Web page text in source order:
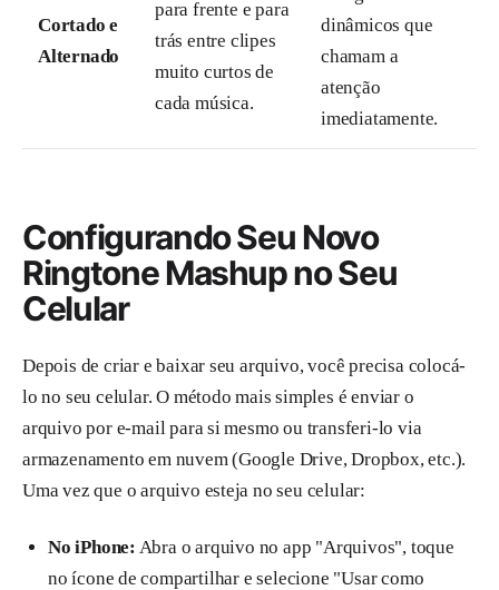
Cortado e
Alternado
para frente e para
trás entre clipes
muito curtos de
cada música.
dinâmicos que
chamam a
atenção
imediatamente.
Configurando Seu Novo
Ringtone Mashup no Seu
Celular
Depois de criar e baixar seu arquivo, você precisa colocá-
lo no seu celular. O método mais simples é enviar o
arquivo por e-mail para si mesmo ou transferi-lo via
armazenamento em nuvem (Google Drive, Dropbox, etc.).
Uma vez que o arquivo esteja no seu celular:
No iPhone: Abra o arquivo no app "Arquivos", toque
no ícone de compartilhar e selecione "Usar como